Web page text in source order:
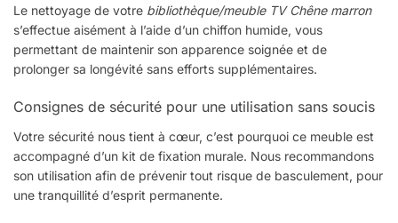
Le nettoyage de votre bibliothèque/meuble TV Chêne marron
s’effectue aisément à l’aide d’un chiffon humide, vous
permettant de maintenir son apparence soignée et de
prolonger sa longévité sans efforts supplémentaires.
Consignes de sécurité pour une utilisation sans soucis
Votre sécurité nous tient à cœur, c’est pourquoi ce meuble est
accompagné d’un kit de fixation murale. Nous recommandons
son utilisation afin de prévenir tout risque de basculement, pour
une tranquillité d’esprit permanente.